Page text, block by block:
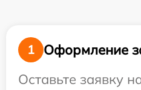
1
Оформление
Оставьте заявку